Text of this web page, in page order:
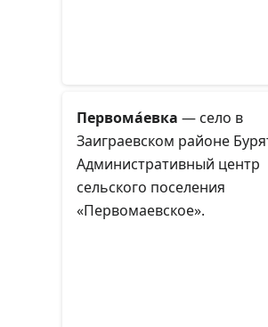
Первома́евка — село в
Заиграевском районе
Административный центр
сельского поселения
«Первомаевское».